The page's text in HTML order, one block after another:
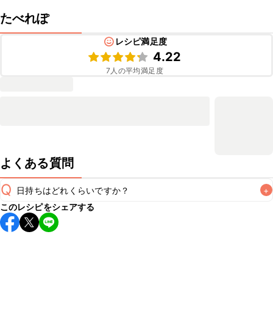
たべれぽ
レシピ満足度
4.22
7 人の平均満足度
よくある質問
Q 日持ちはどれくらいですか？ +
保存期間は冷蔵で翌日中が目安です。なるべくお早めにお召
し上がりください。
このレシピをシェアする